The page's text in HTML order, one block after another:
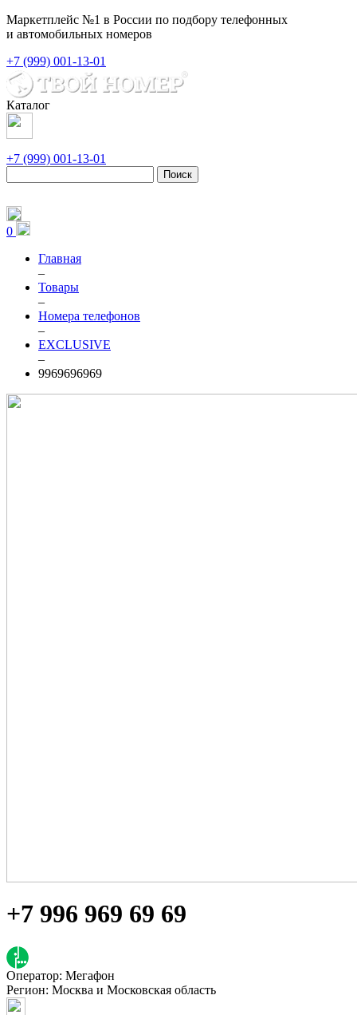
Маркетплейс №1 в России по подбору телефонных
и автомобильных номеров
+7 (999) 001-13-01
Каталог
+7 (999) 001-13-01
Поиск
0
Главная
–
Товары
–
Номера телефонов
–
EXCLUSIVE
–
9969696969
+7 996 969 69 69
Оператор: Мегафон
Регион: Москва и Московская область